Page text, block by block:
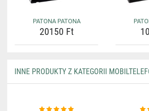
PATONA PATONA
20150 Ft
INNE PRODUKTY Z KATEGORII